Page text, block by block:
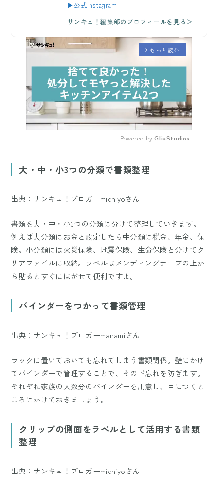
▶公式Instagram
サンキュ！編集部のプロフィールを見る＞
arrow_forward_ios もっと読む
Powered by GliaStudios
大・中・小3つの分類で書類整理
出典：サンキュ！ブロガーmichiyoさん
書類を大・中・小3つの分類に分けて整理していきます。
例えば大分類にお金と設定したら中分類に税金、年金、保
険。小分類には火災保険、地震保険、生命保険と分けてク
リアファイルに収納。ラベルはメンディングテープの上か
ら貼るとすぐにはがせて便利ですよ。
バインダーをつかって書類管理
出典：サンキュ！ブロガーmanamiさん
ラックに置いておいても忘れてしまう書類関係。壁にかけ
てバインダーで管理することで、そのド忘れを防ぎます。
それぞれ家族の人数分のバインダーを用意し、目につくと
ころにかけておきましょう。
クリップの側面をラベルとして活用する書類
整理
出典：サンキュ！ブロガーmichiyoさん